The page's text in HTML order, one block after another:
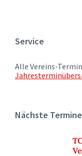
Service
Alle Vereins-
Nächste Termine